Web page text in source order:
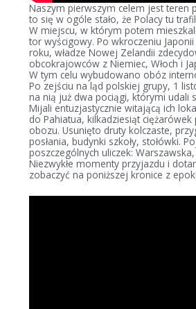
Naszym pierwszym celem jest teren
to się w ogóle stało, że Polacy tu
W miejscu, w którym potem
tor wyścigowy. Po wkroczeniu
roku, władze Nowej Zelandii
obcokrajowców z Niemiec, Włoch i
W tym celu wybudowano obóz
Po zejściu na ląd polskiej grupy, 1
na nią już dwa pociągi, którymi udali
Mijali entuzjastycznie witającą ich
do Pahiatua, kilkadziesiąt ciężarówek
obozu. Usunięto druty kolczaste,
posłania, budynki szkoły, stołówki.
poszczególnych uliczek:
Niezwykłe momenty przyjazdu i
zobaczyć na poniższej kronice z